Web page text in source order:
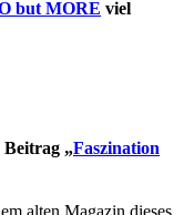
but MORE viel
Beitrag „Faszination
alten Magazin dieses